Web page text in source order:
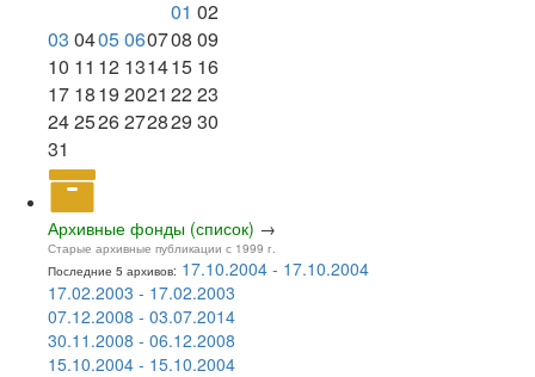
01 02
03 0405060708 09
10 11 12 131415 16
17 1819 2021 2223
242526272829 30
31
Архивные фонды (список) →
Старые архивные публикации с 1999 г.
Последние 5 архивов: 17.10.2004 - 17.10.2004
17.02.2003 - 17.02.2003
07.12.2008 - 03.07.2014
30.11.2008 - 06.12.2008
15.10.2004 - 15.10.2004